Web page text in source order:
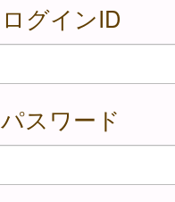
ログインID
パスワード